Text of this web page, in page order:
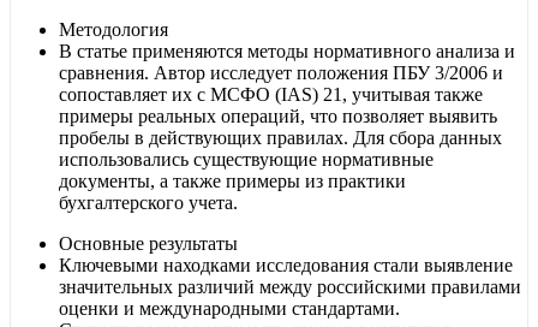
Методология
В статье применяются методы нормативного анализа и
сравнения. Автор исследует положения ПБУ 3/2006 и
сопоставляет их с МСФО (IAS) 21, учитывая также
примеры реальных операций, что позволяет выявить
пробелы в действующих правилах. Для сбора данных
использовались существующие нормативные
документы, а также примеры из практики
бухгалтерского учета.
Основные результаты
Ключевыми находками исследования стали выявление
значительных различий между российскими правилами
оценки и международными стандартами.